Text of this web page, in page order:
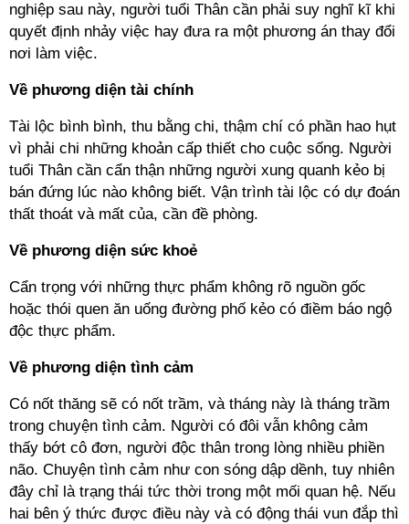
nghiệp sau này, người tuổi Thân cần phải suy nghĩ kĩ khi
quyết định nhảy việc hay đưa ra một phương án thay đổi
nơi làm việc.
Về phương diện tài chính
Tài lộc bình bình, thu bằng chi, thậm chí có phần hao hụt
vì phải chi những khoản cấp thiết cho cuộc sống. Người
tuổi Thân cần cẩn thận những người xung quanh kẻo bị
bán đứng lúc nào không biết. Vận trình tài lộc có dự đoán
thất thoát và mất của, cần đề phòng.
Về phương diện sức khoẻ
Cẩn trọng với những thực phẩm không rõ nguồn gốc
hoặc thói quen ăn uống đường phố kẻo có điềm báo ngộ
độc thực phẩm.
Về phương diện tình cảm
Có nốt thăng sẽ có nốt trầm, và tháng này là tháng trầm
trong chuyện tình cảm. Người có đôi vẫn không cảm
thấy bớt cô đơn, người độc thân trong lòng nhiều phiền
não. Chuyện tình cảm như con sóng dập dềnh, tuy nhiên
đây chỉ là trạng thái tức thời trong một mối quan hệ. Nếu
hai bên ý thức được điều này và có động thái vun đắp thì